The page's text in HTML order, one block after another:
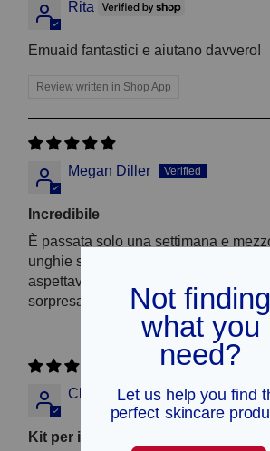
Rita
Emuaid fantastici e aiutano davvero!
Review written in Shop App
Megan Diller
Incredibile
È passata solo una settimana e
unghie stanno già iniziando a
aspettavo questo risultato, ma sono
sorpresa. Spero di poter indossare di
Christine Duke
Kit per il trattamento delle micosi